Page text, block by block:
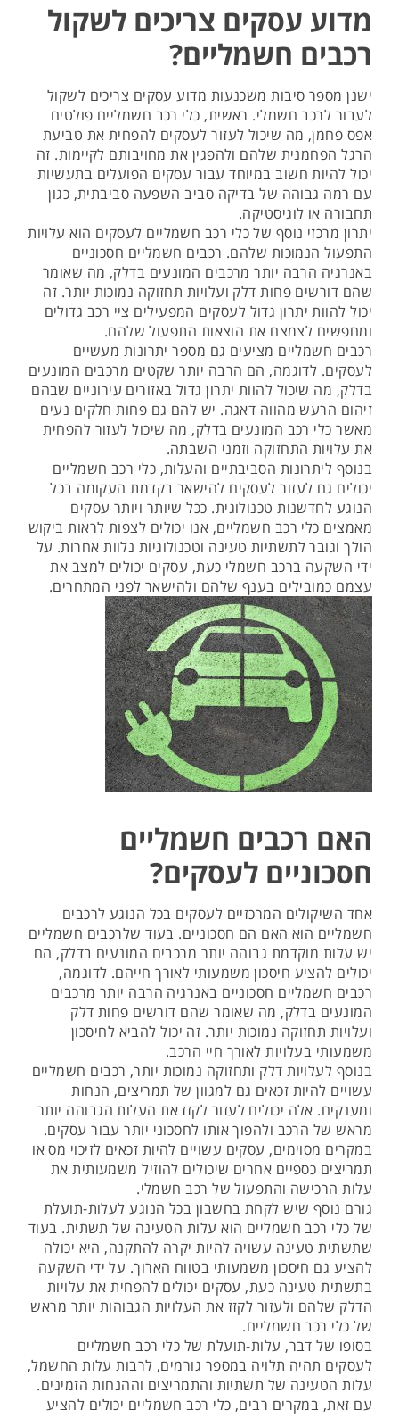
מדוע עסקים צריכים לשקול
רכבים חשמליים?
ישנן מספר סיבות משכנעות מדוע עסקים צריכים לשקול
לעבור לרכב חשמלי. ראשית, כלי רכב חשמליים פולטים
אפס פחמן, מה שיכול לעזור לעסקים להפחית את טביעת
הרגל הפחמנית שלהם ולהפגין את מחויבותם לקיימות. זה
יכול להיות חשוב במיוחד עבור עסקים הפועלים בתעשיות
עם רמה גבוהה של בדיקה סביב השפעה סביבתית, כגון
תחבורה או לוגיסטיקה.
יתרון מרכזי נוסף של כלי רכב חשמליים לעסקים הוא עלויות
התפעול הנמוכות שלהם. רכבים חשמליים חסכוניים
באנרגיה הרבה יותר מרכבים המונעים בדלק, מה שאומר
שהם דורשים פחות דלק ועלויות תחזוקה נמוכות יותר. זה
יכול להוות יתרון גדול לעסקים המפעילים ציי רכב גדולים
ומחפשים לצמצם את הוצאות התפעול שלהם.
רכבים חשמליים מציעים גם מספר יתרונות מעשיים
לעסקים. לדוגמה, הם הרבה יותר שקטים מרכבים המונעים
בדלק, מה שיכול להוות יתרון גדול באזורים עירוניים שבהם
זיהום הרעש מהווה דאגה. יש להם גם פחות חלקים נעים
מאשר כלי רכב המונעים בדלק, מה שיכול לעזור להפחית
את עלויות התחזוקה וזמני השבתה.
בנוסף ליתרונות הסביבתיים והעלות, כלי רכב חשמליים
יכולים גם לעזור לעסקים להישאר בקדמת העקומה בכל
הנוגע לחדשנות טכנולוגית. ככל שיותר ויותר עסקים
מאמצים כלי רכב חשמליים, אנו יכולים לצפות לראות ביקוש
הולך וגובר לתשתיות טעינה וטכנולוגיות נלוות אחרות. על
ידי השקעה ברכב חשמלי כעת, עסקים יכולים למצב את
עצמם כמובילים בענף שלהם ולהישאר לפני המתחרים.
האם רכבים חשמליים
חסכוניים לעסקים?
אחד השיקולים המרכזיים לעסקים בכל הנוגע לרכבים
חשמליים הוא האם הם חסכוניים. בעוד שלרכבים חשמליים
יש עלות מוקדמת גבוהה יותר מרכבים המונעים בדלק, הם
יכולים להציע חיסכון משמעותי לאורך חייהם. לדוגמה,
רכבים חשמליים חסכוניים באנרגיה הרבה יותר מרכבים
המונעים בדלק, מה שאומר שהם דורשים פחות דלק
ועלויות תחזוקה נמוכות יותר. זה יכול להביא לחיסכון
משמעותי בעלויות לאורך חיי הרכב.
בנוסף לעלויות דלק ותחזוקה נמוכות יותר, רכבים חשמליים
עשויים להיות זכאים גם למגוון של תמריצים, הנחות
ומענקים. אלה יכולים לעזור לקזז את העלות הגבוהה יותר
מראש של הרכב ולהפוך אותו לחסכוני יותר עבור עסקים.
במקרים מסוימים, עסקים עשויים להיות זכאים לזיכוי מס או
תמריצים כספיים אחרים שיכולים להוזיל משמעותית את
עלות הרכישה והתפעול של רכב חשמלי.
גורם נוסף שיש לקחת בחשבון בכל הנוגע לעלות-תועלת
של כלי רכב חשמליים הוא עלות הטעינה של תשתית. בעוד
שתשתית טעינה עשויה להיות יקרה להתקנה, היא יכולה
להציע גם חיסכון משמעותי בטווח הארוך. על ידי השקעה
בתשתית טעינה כעת, עסקים יכולים להפחית את עלויות
הדלק שלהם ולעזור לקזז את העלויות הגבוהות יותר מראש
של כלי רכב חשמליים.
בסופו של דבר, עלות-תועלת של כלי רכב חשמליים
לעסקים תהיה תלויה במספר גורמים, לרבות עלות החשמל,
עלות הטעינה של תשתיות והתמריצים וההנחות הזמינים.
עם זאת, במקרים רבים, כלי רכב חשמליים יכולים להציע